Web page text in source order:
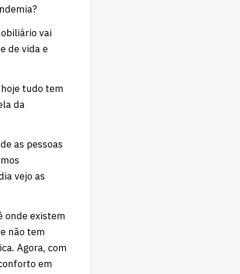
vai
de vida e
tudo tem
da
as pessoas
vejo as
onde existem
não tem
Agora, com
em